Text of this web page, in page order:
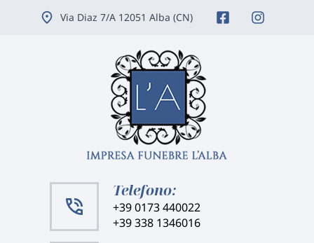
Via Diaz 7/A 12051 Alba (CN)
Telefono:
+39 0173 440022
+39 338 1346016